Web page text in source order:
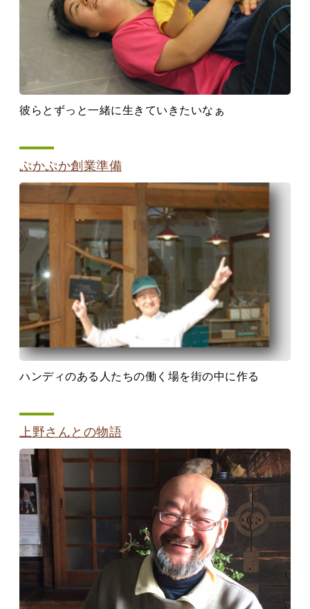
彼らとずっと一緒に生きていきたいなぁ
ぷかぷか創業準備
ハンディのある人たちの働く場を街の中に作る
上野さんとの物語